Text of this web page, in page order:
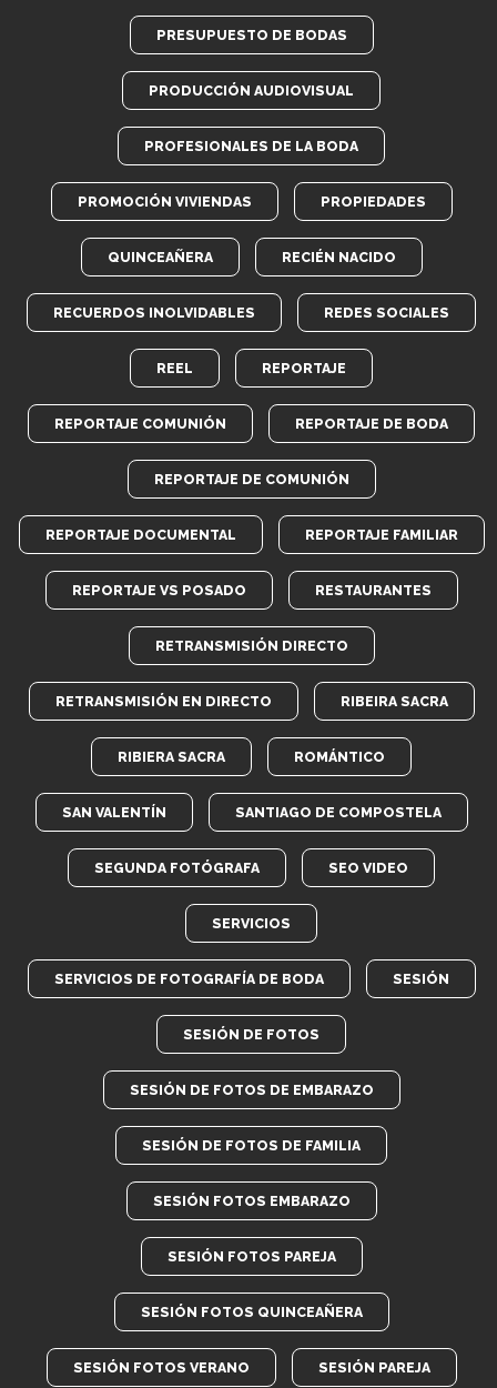
PRESUPUESTO DE BODAS
PRODUCCIÓN AUDIOVISUAL
PROFESIONALES DE LA BODA
PROMOCIÓN VIVIENDAS PROPIEDADES
QUINCEAÑERA RECIÉN NACIDO
RECUERDOS INOLVIDABLES REDES SOCIALES
REEL REPORTAJE
REPORTAJE COMUNIÓN REPORTAJE DE BODA
REPORTAJE DE COMUNIÓN
REPORTAJE DOCUMENTAL REPORTAJE FAMILIAR
REPORTAJE VS POSADO RESTAURANTES
RETRANSMISIÓN DIRECTO
RETRANSMISIÓN EN DIRECTO RIBEIRA SACRA
RIBIERA SACRA ROMÁNTICO
SAN VALENTÍN SANTIAGO DE COMPOSTELA
SEGUNDA FOTÓGRAFA SEO VIDEO
SERVICIOS
SERVICIOS DE FOTOGRAFÍA DE BODA SESIÓN
SESIÓN DE FOTOS
SESIÓN DE FOTOS DE EMBARAZO
SESIÓN DE FOTOS DE FAMILIA
SESIÓN FOTOS EMBARAZO
SESIÓN FOTOS PAREJA
SESIÓN FOTOS QUINCEAÑERA
SESIÓN FOTOS VERANO SESIÓN PAREJA